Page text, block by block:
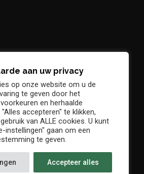
Club
aan uw privacy
op onze website om u de
te geven door het
en herhaalde
accepteren" te klikken,
van ALLE cookies. U kunt
instellingen" gaan om een
te geven.
Accepteer alles